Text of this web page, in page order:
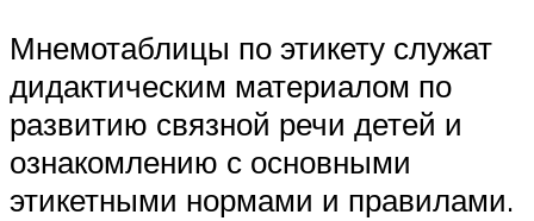
Мнемотаблицы по этикету служат
дидактическим материалом по
развитию связной речи детей и
ознакомлению с основными
этикетными нормами и правилами.